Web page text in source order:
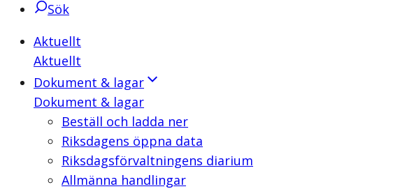
Sök
Aktuellt
Aktuellt
Dokument & lagar
Dokument & lagar
Beställ och ladda ner
Riksdagens öppna data
Riksdagsförvaltningens diarium
Allmänna handlingar